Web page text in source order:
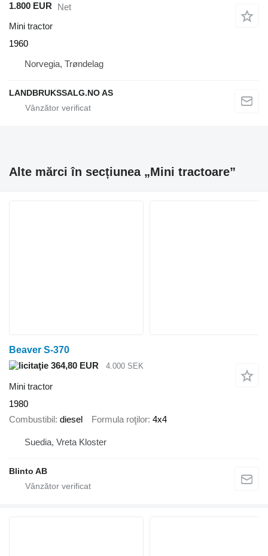
1.800 EUR
Net
Mini tractor
1960
Norvegia, Trøndelag
LANDBRUKSSALG.NO AS
Alte mărci în secțiunea „Mini tractoare”
Beaver S-370
364,80 EUR
4.000 SEK
Mini tractor
1980
Combustibil diesel Formula roţilor 4x4
Suedia, Vreta Kloster
Blinto AB